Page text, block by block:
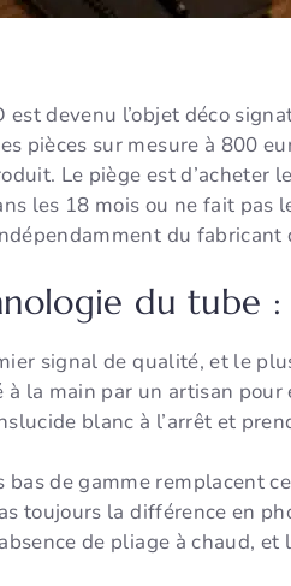
est devenu l’objet déco
pièces sur mesure à 800
Le piège est d’acheter
les 18 mois ou ne fait pas
du fabricant
du tube
signal de qualité, et le
la main par un artisan
blanc à l’arrêt et
bas de gamme remplacent
toujours la différence en
de pliage à chaud,